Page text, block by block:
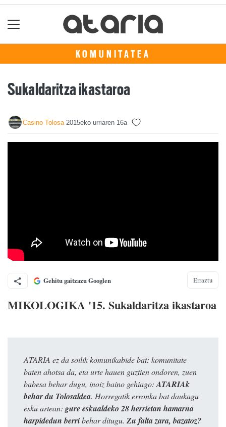
KOMUNITATEA
Sukaldaritza ikastaroa
Casino Tolosa 2015eko urriaren 16a
Gehitu gaitzazu Googlen Erraztu
MIKOLOGIKA '15. Sukaldaritza ikastaroa
ATARIA ez da soilik komunikabide bat: komunitate
baten ahotsa da, eta urte hauen guztien ondoren, zuen
babesa behar dugu, inoiz baino gehiago:ATARIAk
behar du Tolosaldea. Horregatik erronka bat daukagu
esku artean: gure eskualdeko 28 herrietan hamarna
harpidedun berribehar ditugu. Zu falta zara, bazatoz?